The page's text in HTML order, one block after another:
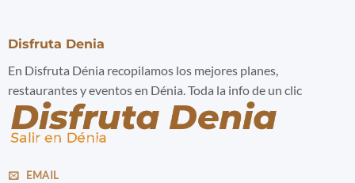
Disfruta Denia
En Disfruta Dénia recopilamos los mejores planes,
restaurantes y eventos en Dénia. Toda la info de un clic
EMAIL